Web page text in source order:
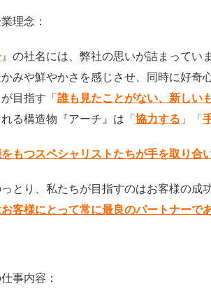
理念：
』の社名には、弊社の思いが詰まってい
かみや鮮やかさを感じさせ、同時に好奇
目指す「 誰も見たことがない、新しい
る構造物『アーチ』は「 協力する 」「
もつスペシャリストたちが手を取り合
とり、私たちが目指すのはお客様の成
客様にとって常に最良のパートナーで
事内容：